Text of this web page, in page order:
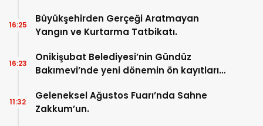
Büyükşehirden Gerçeği Aratmayan
Yangın ve Kurtarma Tatbikatı.
16:25
Onikişubat Belediyesi’nin Gündüz
Bakımevi’nde yeni dönemin ön kayıtları
16:23
Geleneksel Ağustos Fuarı’nda Sahne
Zakkum’un.
11:32